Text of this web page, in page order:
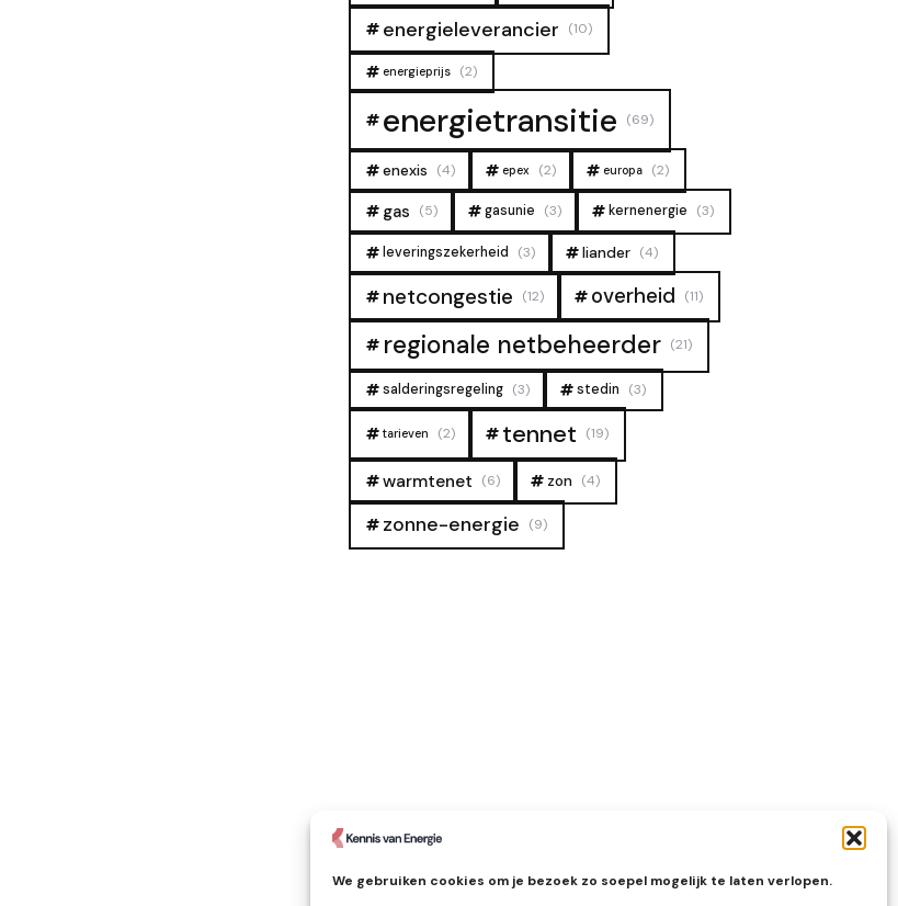
We gebruiken cookies om je bezoek zo soepel mogelijk te laten verlopen.
energieleverancier (10)
energieprijs (2)
energietransitie (69)
enexis (4) epex (2) europa (2)
gas (5) gasunie (3) kernenergie (3)
leveringszekerheid (3) liander (4)
netcongestie (12) overheid (11)
regionale netbeheerder (21)
salderingsregeling (3) stedin (3)
tarieven (2) tennet (19)
warmtenet (6) zon (4)
zonne-energie (9)